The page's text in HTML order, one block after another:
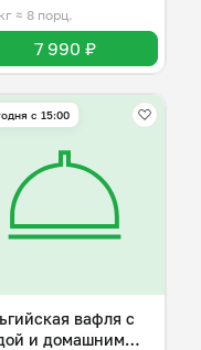
≈ 8 порц.
7 990 ₽
с 15:00
вафля с
и домашним